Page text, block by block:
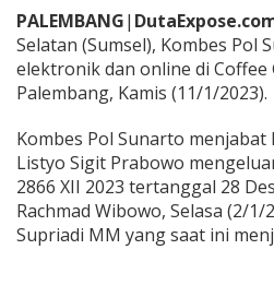
a
n
d
i
C
f
e
G
u
n
PALEMBANG|
Selatan (Sumsel), Kombes Pol
elektronik dan online di Coffee
Palembang, Kamis (11/1/2023).
Kombes Pol Sunarto menjabat
Listyo Sigit Prabowo
2866 XII 2023 tertanggal 28
Rachmad Wibowo, Selasa (2/
Supriadi MM yang saat ini